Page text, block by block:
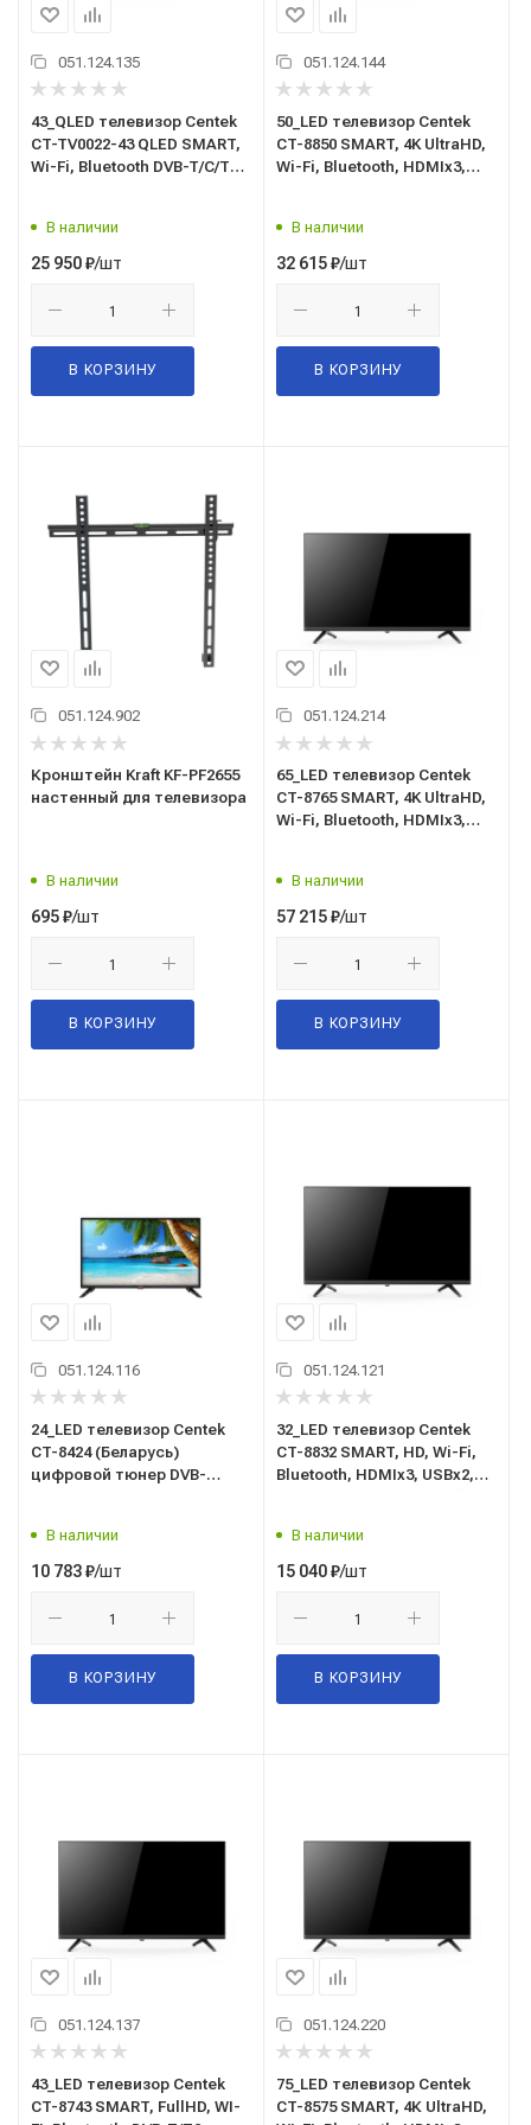
051.124.135
43_QLED телевизор Centek
CT-TV0022-43 QLED SMART,
Wi-Fi, Bluetooth DVB-T/C/T2/
В наличии
25 950₽/шт
В КОРЗИНУ
051.124.144
50_LED телевизор Centek
CT-8850 SMART, 4K UltraHD,
Wi-Fi, Bluetooth, HDMIx3,
В наличии
32 615₽/шт
В КОРЗИНУ
051.124.902
Кронштейн Kraft KF-PF2655
настенный для телевизора
В наличии
695₽/шт
В КОРЗИНУ
051.124.214
65_LED телевизор Centek
CT-8765 SMART, 4K UltraHD,
Wi-Fi, Bluetooth, HDMIx3,
В наличии
57 215₽/шт
В КОРЗИНУ
051.124.116
24_LED телевизор Centek
CT-8424 (Беларусь)
цифровой тюнер DVB-
В наличии
10 783₽/шт
В КОРЗИНУ
051.124.121
32_LED телевизор Centek
CT-8832 SMART, HD, Wi-Fi,
Bluetooth, HDMIx3, USBx2,
В наличии
15 040₽/шт
В КОРЗИНУ
051.124.137
43_LED телевизор Centek
CT-8743 SMART, FullHD, WI-
051.124.220
75_LED телевизор Centek
CT-8575 SMART, 4К UltraHD,